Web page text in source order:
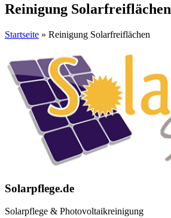
Reinigung Solarfreiflächen
Startseite » Reinigung Solarfreiflächen
Solarpflege.de
Solarpflege & Photovoltaikreinigung